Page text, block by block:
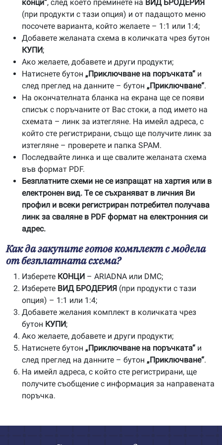
конци“, след което преминете на ВИД БРОДЕРИЯ
(при продукти с тази опция) и от падащото меню
посочете варианта, който желаете – 1:1 или 1:4;
Добавете желаната схема в количката чрез бутон
КУПИ;
Ако желаете, добавете и други продукти;
Натиснете бутон „Приключване на поръчката“ и
след преглед на данните – бутон „Приключване“.
На окончателната бланка на екрана ще се появи
списък с поръчаните от Вас стоки, а под името на
схемата – линк за изтегляне. На имейл адреса, с
който сте регистрирани, също ще получите линк за
изтегляне – проверете и папка SPAM.
Последвайте линка и ще свалите желаната схема
във формат PDF.
Безплатните схеми не се изпращат на хартия или в
електронен вид. Те се съхраняват в личния Ви
профил и всеки регистриран потребител получава
линк за сваляне в PDF формат на електронния си
адрес.
Как да закупите готов комплект с модела
от безплатната схема?
Изберете КОНЦИ – ARIADNA или DMC;
Изберете ВИД БРОДЕРИЯ (при продукти с тази
опция) – 1:1 или 1:4;
Добавете желания комплект в количката чрез
бутон КУПИ;
Ако желаете, добавете и други продукти;
Натиснете бутон „Приключване на поръчката“ и
след преглед на данните – бутон „Приключване“.
На имейл адреса, с който сте регистрирани, ще
получите съобщение с информация за направената
поръчка.